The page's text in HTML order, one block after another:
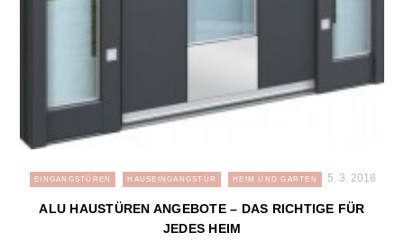
EINGANGSTÜREN HAUSEINGANGSTÜR HEIM UND GARTEN 5. 3. 2018
ALU HAUSTÜREN ANGEBOTE – DAS RICHTIGE FÜR
JEDES HEIM